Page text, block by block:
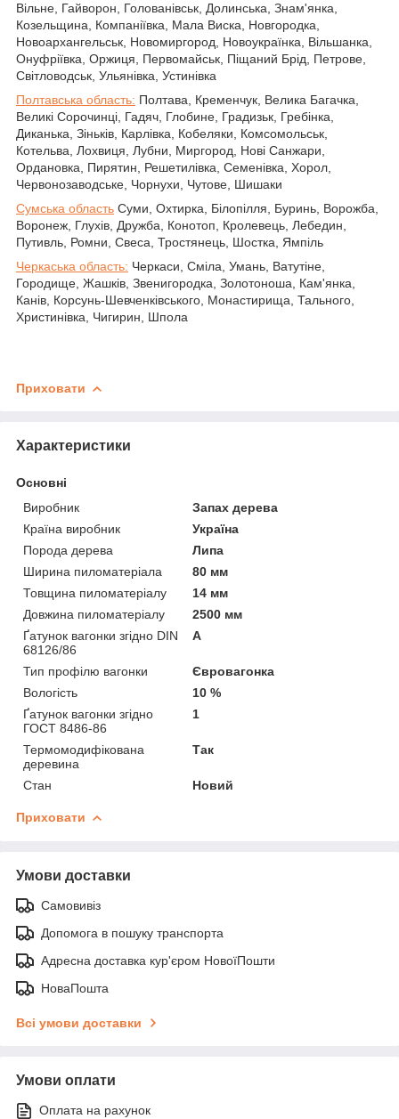
Вільне, Гайворон, Голованівськ, Долинська, Знам'янка,
Козельщина, Компаніївка, Мала Виска, Новгородка,
Новоархангельськ, Новомиргород, Новоукраїнка, Вільшанка,
Онуфріївка, Оржиця, Первомайськ, Піщаний Брід, Петрове,
Світловодськ, Ульянівка, Устинівка
Полтавська область: Полтава, Кременчук, Велика Багачка,
Великі Сорочинці, Гадяч, Глобине, Градизьк, Гребінка,
Диканька, Зіньків, Карлівка, Кобеляки, Комсомольськ,
Котельва, Лохвиця, Лубни, Миргород, Нові Санжари,
Ордановка, Пирятин, Решетилівка, Семенівка, Хорол,
Червонозаводське, Чорнухи, Чутове, Шишаки
Сумська область Суми, Охтирка, Білопілля, Буринь, Ворожба,
Воронеж, Глухів, Дружба, Конотоп, Кролевець, Лебедин,
Путивль, Ромни, Свеса, Тростянець, Шостка, Ямпіль
Черкаська область: Черкаси, Сміла, Умань, Ватутіне,
Городище, Жашків, Звенигородка, Золотоноша, Кам'янка,
Канів, Корсунь-Шевченківського, Монастирища, Тального,
Христинівка, Чигирин, Шпола
Приховати
Характеристики
Основні
Виробник
Запах дерева
Країна виробник
Україна
Порода дерева
Липа
Ширина пиломатеріала
80 мм
Товщина пиломатеріалу
14 мм
Довжина пиломатеріалу
2500 мм
Ґатунок вагонки згідно DIN
68126/86
А
Тип профілю вагонки
Євровагонка
Вологість
10 %
Ґатунок вагонки згідно
ГОСТ 8486-86
1
Термомодифікована
деревина
Так
Стан Новий
Приховати
Умови доставки
Самовивіз
Допомога в пошуку транспорта
Адресна доставка кур'єром НовоїПошти
НоваПошта
Всі умови доставки
Умови оплати
Оплата на рахунок